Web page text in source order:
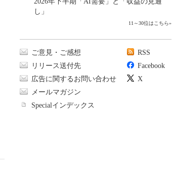
し」
11～30位はこちら»
ご意見・ご感想
リリース送付先
広告に関するお問い合わせ
メールマガジン
Specialインデックス
RSS
Facebook
X